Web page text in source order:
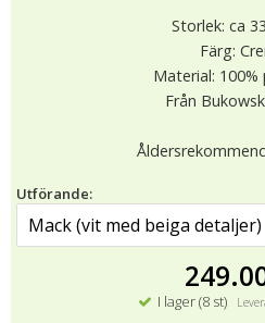
Storlek: ca
Färg:
Material: 100%
Från
Utförande:
I lager (8 st)